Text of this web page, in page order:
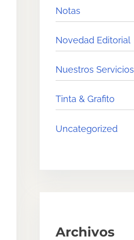
Notas
Novedad Editorial
Nuestros Servicios
Tinta & Grafito
Uncategorized
Archivos